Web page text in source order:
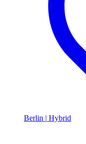
Berlin | Hybrid